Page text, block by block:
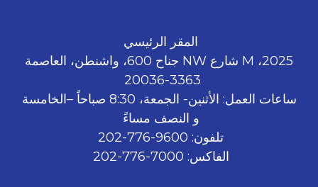
المقر الرئيسي
2025، M شارع NW جناح 600، واشنطن، العاصمة
3363-20036
ساعات العمل: الأثنين- الجمعة، 8:30 صباحاً –الخامسة
و النصف مساءً
تلفون: 9600-776-202
الفاكس: 7000-776-202